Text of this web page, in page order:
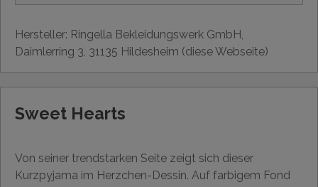
Hersteller: Ringella Bekleidungswerk GmbH,
Daimlerring 3, 31135 Hildesheim (diese Webseite)
Sweet Hearts
Von seiner trendstarken Seite zeigt sich dieser
Kurzpyjama im Herzchen-Dessin. Auf farbigem Fond